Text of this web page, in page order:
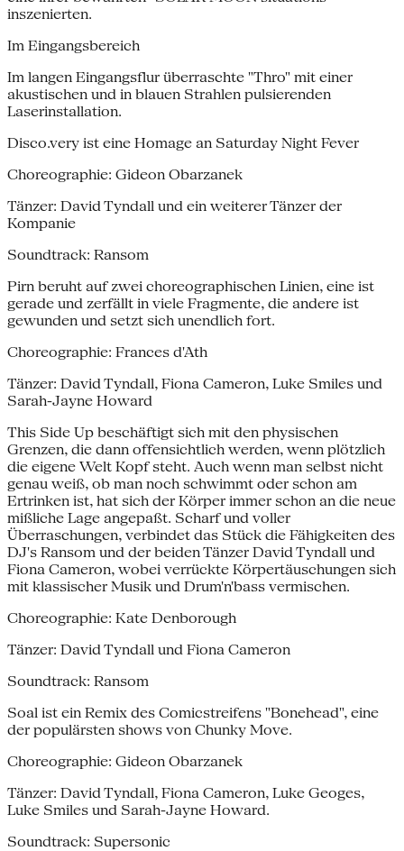
inszenierten.
Im Eingangsbereich
Im langen Eingangsflur überraschte "Thro" mit einer
akustischen und in blauen Strahlen pulsierenden
Laserinstallation.
Disco.very ist eine Homage an Saturday Night Fever
Choreographie: Gideon Obarzanek
Tänzer: David Tyndall und ein weiterer Tänzer der
Kompanie
Soundtrack: Ransom
Pirn beruht auf zwei choreographischen Linien, eine ist
gerade und zerfällt in viele Fragmente, die andere ist
gewunden und setzt sich unendlich fort.
Choreographie: Frances d'Ath
Tänzer: David Tyndall, Fiona Cameron, Luke Smiles und
Sarah-Jayne Howard
This Side Up beschäftigt sich mit den physischen
Grenzen, die dann offensichtlich werden, wenn plötzlich
die eigene Welt Kopf steht. Auch wenn man selbst nicht
genau weiß, ob man noch schwimmt oder schon am
Ertrinken ist, hat sich der Körper immer schon an die neue
mißliche Lage angepaßt. Scharf und voller
Überraschungen, verbindet das Stück die Fähigkeiten des
DJ's Ransom und der beiden Tänzer David Tyndall und
Fiona Cameron, wobei verrückte Körpertäuschungen sich
mit klassischer Musik und Drum'n'bass vermischen.
Choreographie: Kate Denborough
Tänzer: David Tyndall und Fiona Cameron
Soundtrack: Ransom
Soal ist ein Remix des Comicstreifens "Bonehead", eine
der populärsten shows von Chunky Move.
Choreographie: Gideon Obarzanek
Tänzer: David Tyndall, Fiona Cameron, Luke Geoges,
Luke Smiles und Sarah-Jayne Howard.
Soundtrack: Supersonic